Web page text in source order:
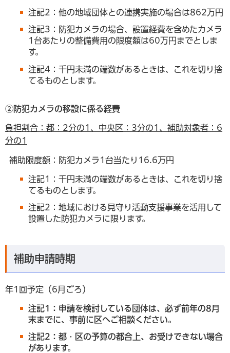
注記2：他の地域団体との連携実施の場合は862万円
注記3：防犯カメラの場合、設置経費を含めたカメラ
1台あたりの整備費用の限度額は60万円までとしま
す。
注記4：千円未満の端数があるときは、これを切り捨
てるものとします。
②防犯カメラの移設に係る経費
負担割合：都：2分の1、中央区：3分の1、補助対象者：6
分の1
補助限度額：防犯カメラ1台当たり16.6万円
注記1：千円未満の端数があるときは、これを切り捨
てるものとします。
注記2：地域における見守り活動支援事業を活用して
設置した防犯カメラに限ります。
補助申請時期
年1回予定（6月ごろ）
注記1：申請を検討している団体は、必ず前年の8月
末までに、事前に区へご相談ください。
注記2：都・区の予算の都合上、お受けできない場合
があります。